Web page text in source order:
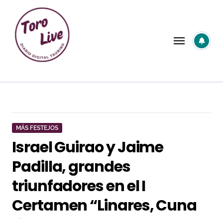
contenido
MÁS FESTEJOS
Israel Guirao y Jaime
Padilla, grandes
triunfadores en el I
Certamen “Linares, Cuna